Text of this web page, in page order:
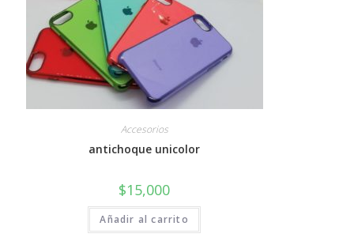
Accesorios
antichoque unicolor
$15,000
Añadir al carrito